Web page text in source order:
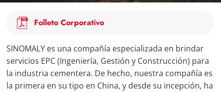
Folleto Corporativo
SINOMALY es una compañía especializada en brindar
servicios EPC (Ingeniería, Gestión y Construcción) para
la industria cementera. De hecho, nuestra compañía es
la primera en su tipo en China, y desde su incepción, ha